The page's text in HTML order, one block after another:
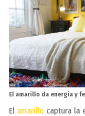
El amarillo da energía y
El amarillo captura la